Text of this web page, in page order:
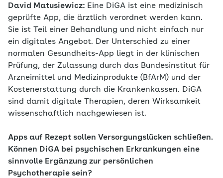
David Matusiewicz: Eine DiGA ist eine medizinisch
geprüfte App, die ärztlich verordnet werden kann.
Sie ist Teil einer Behandlung und nicht einfach nur
ein digitales Angebot. Der Unterschied zu einer
normalen Gesundheits-App liegt in der klinischen
Prüfung, der Zulassung durch das Bundesinstitut für
Arzneimittel und Medizinprodukte (BfArM) und der
Kostenerstattung durch die Krankenkassen. DiGA
sind damit digitale Therapien, deren Wirksamkeit
wissenschaftlich nachgewiesen ist.
Apps auf Rezept sollen Versorgungslücken schließen.
Können DiGA bei psychischen Erkrankungen eine
sinnvolle Ergänzung zur persönlichen
Psychotherapie sein?